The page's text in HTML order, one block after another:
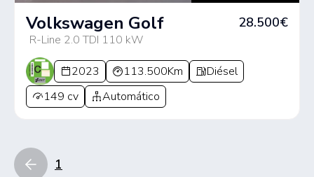
Volkswagen Golf
R-Line 2.0 TDI 110 kW
28.500€
2023 113.500Km
Diésel
149 cv
Automático
1